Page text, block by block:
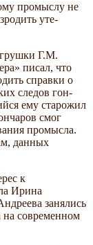
промыслу не
уте­
Г.М.
писал, что
справки о
следов гон­
ему старожил
смог
промысла.
данных
к
Ирина
занялись
на современном